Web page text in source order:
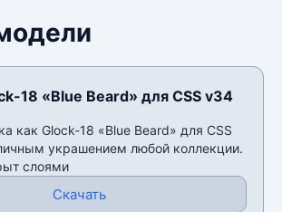
18 «Blue Beard» для CSS v34
как Glock-18 «Blue Beard» для CSS
украшением любой коллекции.
слоями
Скачать